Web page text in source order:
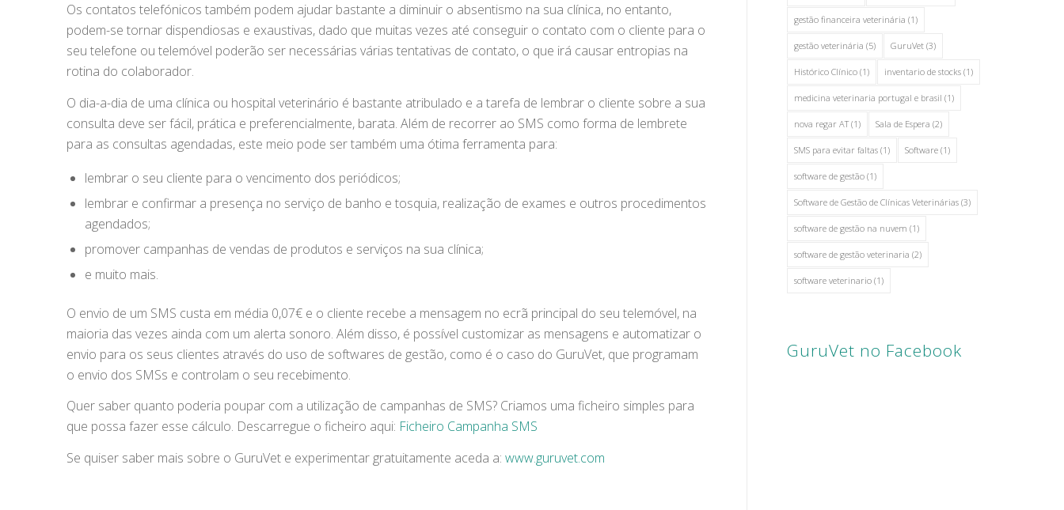
Os contatos telefónicos também podem ajudar bastante a diminuir o absentismo na sua clínica, no entanto,
podem-se tornar dispendiosas e exaustivas, dado que muitas vezes até conseguir o contato com o cliente para o
seu telefone ou telemóvel poderão ser necessárias várias tentativas de contato, o que irá causar entropias na
rotina do colaborador.
O dia-a-dia de uma clínica ou hospital veterinário é bastante atribulado e a tarefa de lembrar o cliente sobre a sua
consulta deve ser fácil, prática e preferencialmente, barata. Além de recorrer ao SMS como forma de lembrete
para as consultas agendadas, este meio pode ser também uma ótima ferramenta para:
lembrar o seu cliente para o vencimento dos periódicos;
lembrar e confirmar a presença no serviço de banho e tosquia, realização de exames e outros procedimentos
agendados;
promover campanhas de vendas de produtos e serviços na sua clínica;
e muito mais.
O envio de um SMS custa em média 0,07€ e o cliente recebe a mensagem no ecrã principal do seu telemóvel, na
maioria das vezes ainda com um alerta sonoro. Além disso, é possível customizar as mensagens e automatizar o
envio para os seus clientes através do uso de softwares de gestão, como é o caso do GuruVet, que programam
o envio dos SMSs e controlam o seu recebimento.
Quer saber quanto poderia poupar com a utilização de campanhas de SMS? Criamos uma ficheiro simples para
que possa fazer esse cálculo. Descarregue o ficheiro aqui: Ficheiro Campanha SMS
Se quiser saber mais sobre o GuruVet e experimentar gratuitamente aceda a: www.guruvet.com
gestão financeira veterinária (1)
gestão veterinária (5) GuruVet(3)
Histórico Clínico(1) inventario de stocks(1)
medicina veterinaria portugal e brasil (1)
nova regar AT(1) Sala de Espera (2)
SMS para evitar faltas(1) Software(1)
software de gestão(1)
Software de Gestão de Clínicas Veterinárias(3)
software de gestão na nuvem (1)
software de gestão veterinaria (2)
software veterinario(1)
GuruVet no Facebook